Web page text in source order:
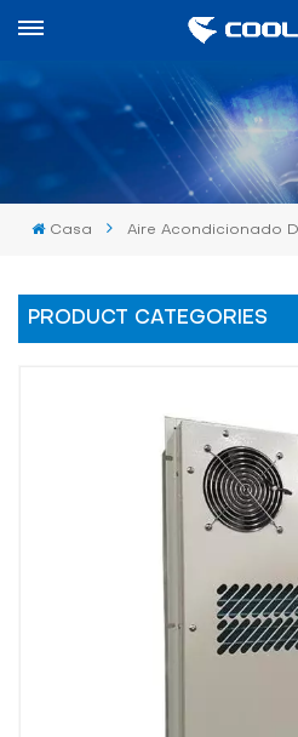
Casa Aire Acondicionado
PRODUCT CATEGORIES